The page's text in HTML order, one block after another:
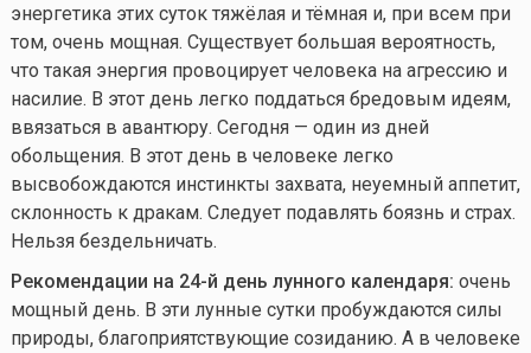
энергетика этих суток тяжёлая и тёмная и, при всем при
том, очень мощная. Существует большая вероятность,
что такая энергия провоцирует человека на агрессию и
насилие. В этот день легко поддаться бредовым идеям,
ввязаться в авантюру. Сегодня — один из дней
обольщения. В этот день в человеке легко
высвобождаются инстинкты захвата, неуемный аппетит,
склонность к дракам. Следует подавлять боязнь и страх.
Нельзя бездельничать.
Рекомендации на 24-й день лунного календаря: очень
мощный день. В эти лунные сутки пробуждаются силы
природы, благоприятствующие созиданию. А в человеке